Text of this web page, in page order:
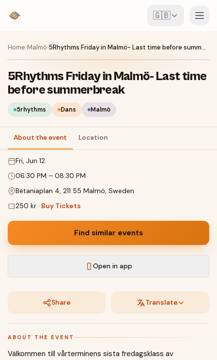
🇬🇧
Events
Map
Venues
For Organisers
Create event
Home›Malmö› 5Rhythms Friday in Malmö- Last time before summerbreak
5Rhythms Friday in Malmö- Last time
before summerbreak
5rhythms Dans Malmö
About the event Location
Fri, Jun 12
06:30 PM – 08:30 PM
Betaniaplan 4, 211 55 Malmö, Sweden
250 kr · Buy Tickets
Find similar events
Open in app
Share Translate
ABOUT THE EVENT
Välkommen till vårterminens sista fredagsklass av